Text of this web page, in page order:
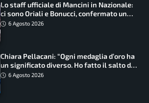
Lo staff ufficiale di Mancini in Nazionale:
ci sono Oriali e Bonucci, confermato un
ritorno
6 Agosto 2026
Chiara Pellacani: “Ogni medaglia d’oro ha
un significato diverso. Ho fatto il salto di
qualità”
6 Agosto 2026